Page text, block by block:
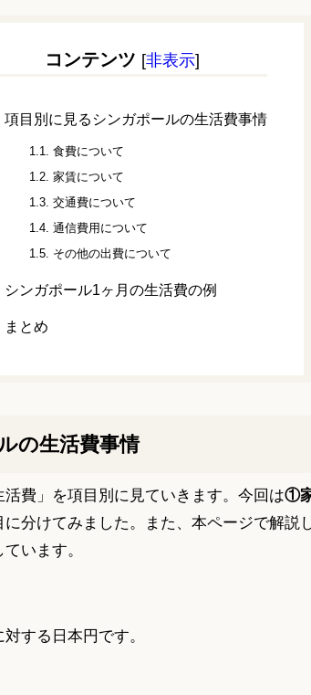
コンテンツ [非表示]
項目別に見るシンガポールの生活費事情
1.1. 食費について
1.2. 家賃について
1.3. 交通費について
1.4. 通信費用について
1.5. その他の出費について
シンガポール1ヶ月の生活費の例
まとめ
の生活費事情
費」を項目別に見ていきます。今回は①
に分けてみました。また、本ページで解説
います。
する日本円です。